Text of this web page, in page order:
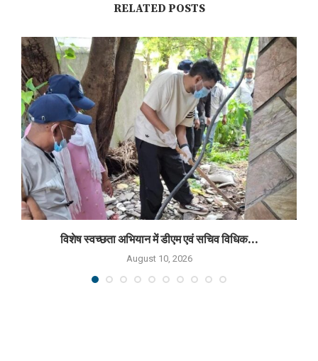
RELATED POSTS
विशेष स्वच्छता अभियान में डीएम एवं सचिव विधिक...
August 10, 2026